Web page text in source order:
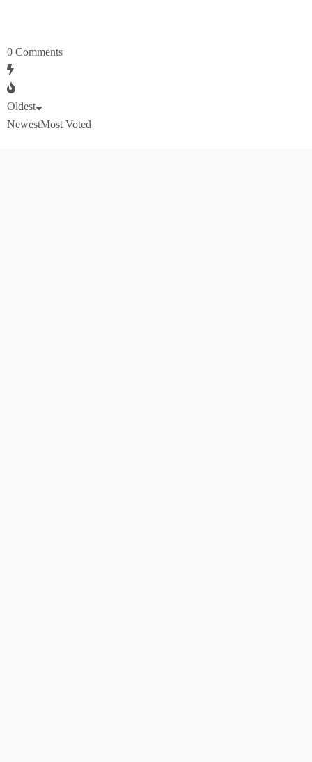
0 Comments
Oldest
NewestMost Voted